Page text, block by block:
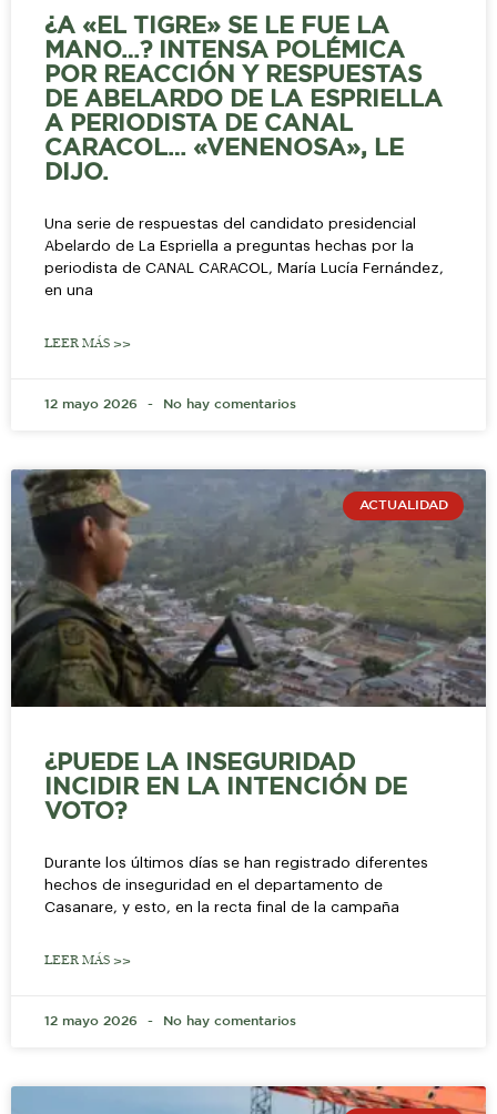
¿A «EL TIGRE» SE LE FUE LA
MANO…? INTENSA POLÉMICA
POR REACCIÓN Y RESPUESTAS
DE ABELARDO DE LA ESPRIELLA
A PERIODISTA DE CANAL
CARACOL… «VENENOSA», LE
DIJO.
Una serie de respuestas del candidato presidencial
Abelardo de La Espriella a preguntas hechas por la
periodista de CANAL CARACOL, María Lucía Fernández,
en una
LEER MÁS >>
12 mayo 2026 No hay comentarios
ACTUALIDAD
¿PUEDE LA INSEGURIDAD
INCIDIR EN LA INTENCIÓN DE
VOTO?
Durante los últimos días se han registrado diferentes
hechos de inseguridad en el departamento de
Casanare, y esto, en la recta final de la campaña
LEER MÁS >>
12 mayo 2026 No hay comentarios